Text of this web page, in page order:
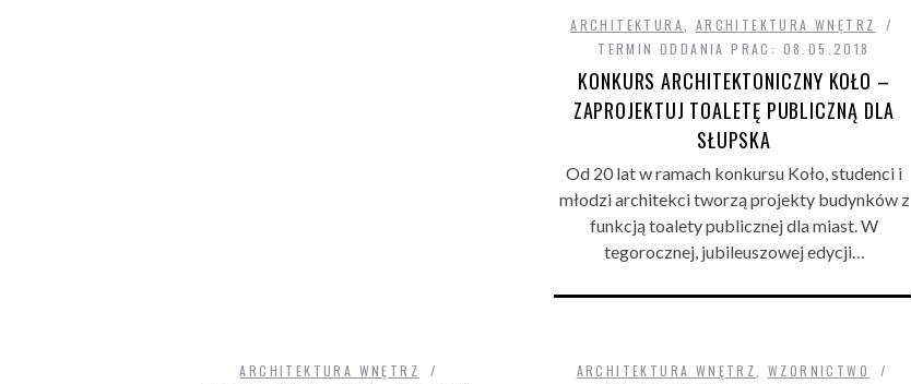
ARCHITEKTURA
ARCHITEKTURA WNĘTRZ
TERMIN ODDANIA PRAC: 08.05.2018
KONKURS ARCHITEKTONICZNY KOŁO –
ZAPROJEKTUJ TOALETĘ PUBLICZNĄ DLA
SŁUPSKA
Od 20 lat w ramach konkursu Koło, studenci i
młodzi architekci tworzą projekty budynków z
funkcją toalety publicznej dla miast. W
tegorocznej, jubileuszowej edycji…
ARCHITEKTURA WNĘTRZ
ARCHITEKTURA WNĘTRZ
WZORNICTWO